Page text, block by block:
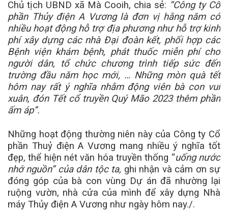
Chủ tịch UBND xã Mà Cooih, chia sẻ: “Công ty Cổ
phần Thủy điện A Vương là đơn vị hằng năm có
nhiều hoạt động hỗ trợ địa phương như hỗ trợ kinh
phí xây dựng các nhà Đại đoàn kết, phối hợp các
Bệnh viện khám bệnh, phát thuốc miễn phí cho
người dân, tổ chức chương trình tiếp sức đến
trường đầu năm học mới, … Những mòn quà tết
hôm nay rất ý nghĩa nhằm động viên bà con vui
xuân, đón Tết cổ truyền Quý Mão 2023 thêm phần
ấm áp”.
Những hoạt động thường niên này của Công ty Cổ
phần Thuỷ điện A Vương mang nhiều ý nghĩa tốt
đẹp, thể hiện nét văn hóa truyền thống “uống nước
nhớ nguồn” của dân tộc ta, ghi nhận và cảm ơn sự
đóng góp của bà con vùng Dự án đã nhường lại
ruộng vườn, nhà cửa của mình để xây dựng Nhà
máy Thủy điện A Vương như ngày hôm nay./.